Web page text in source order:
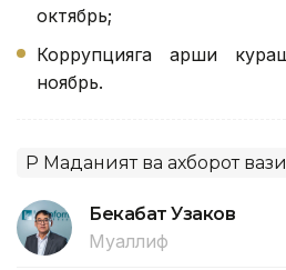
октябрь;
Коррупцияга қарши
ноябрь.
ҚР Маданият ва ахборот
Бекабат Узаков
Муаллиф